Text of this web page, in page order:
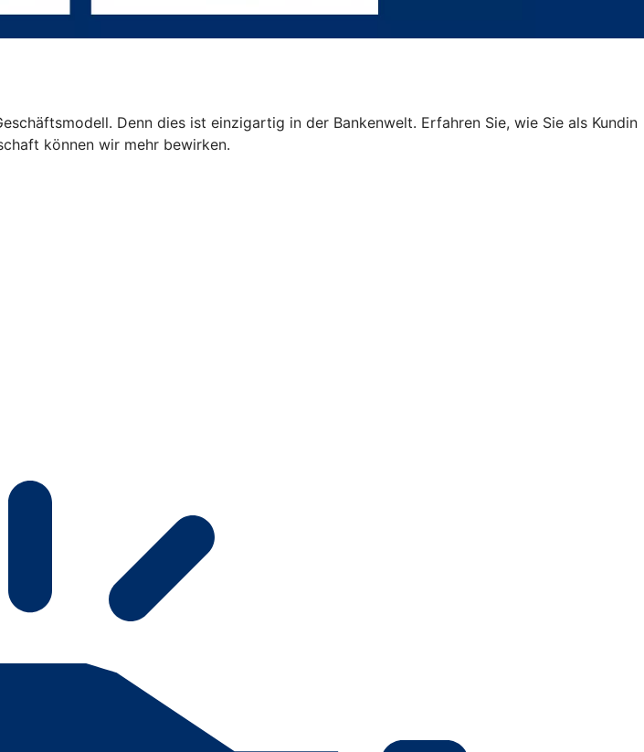
Denn dies ist einzigartig in der Bankenwelt. Erfahren Sie, wie Sie als Kundin
können wir mehr bewirken.